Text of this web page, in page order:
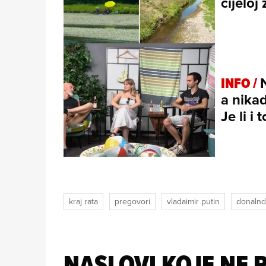
INFO /
a
Je li i
kraj rata pregovori vladaimir putin